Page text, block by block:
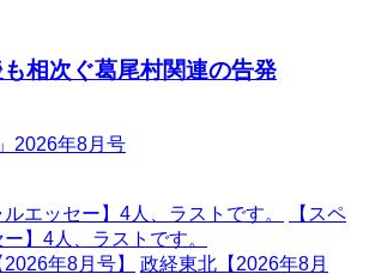
相次ぐ葛尾村関連の告発
【スペ
】4人、ラストです。
政経東北【2026年8月